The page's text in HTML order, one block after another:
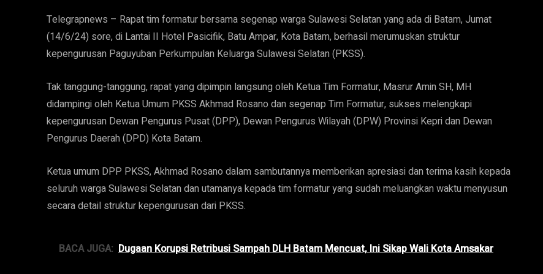
Telegrapnews – Rapat tim formatur bersama segenap warga Sulawesi Selatan yang ada di Batam, Jumat
(14/6/24) sore, di Lantai II Hotel Pasicifik, Batu Ampar, Kota Batam, berhasil merumuskan struktur
kepengurusan Paguyuban Perkumpulan Keluarga Sulawesi Selatan (PKSS).
Tak tanggung-tanggung, rapat yang dipimpin langsung oleh Ketua Tim Formatur, Masrur Amin SH, MH
didampingi oleh Ketua Umum PKSS Akhmad Rosano dan segenap Tim Formatur, sukses melengkapi
kepengurusan Dewan Pengurus Pusat (DPP), Dewan Pengurus Wilayah (DPW) Provinsi Kepri dan Dewan
Pengurus Daerah (DPD) Kota Batam.
Ketua umum DPP PKSS, Akhmad Rosano dalam sambutannya memberikan apresiasi dan terima kasih kepada
seluruh warga Sulawesi Selatan dan utamanya kepada tim formatur yang sudah meluangkan waktu menyusun
secara detail struktur kepengurusan dari PKSS.
BACA JUGA: Dugaan Korupsi Retribusi Sampah DLH Batam Mencuat, Ini Sikap Wali Kota Amsakar